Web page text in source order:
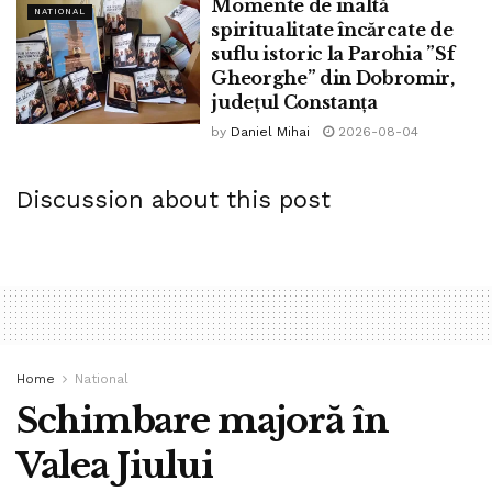
Tags: boli catalin serban clerici Constanța
COVID 19 împărtășanie ÎPS Teodosie penale
plângeri www.bpnews.ro
NATIONAL
Momente de înaltă
spiritualitate încărcate de
suflu istoric la Parohia ”Sf
Gheorghe” din Dobromir,
județul Constanța
by Daniel Mihai 2026-08-04
Discussion about this post
Home National
Schimbare majoră în
Valea Jiului